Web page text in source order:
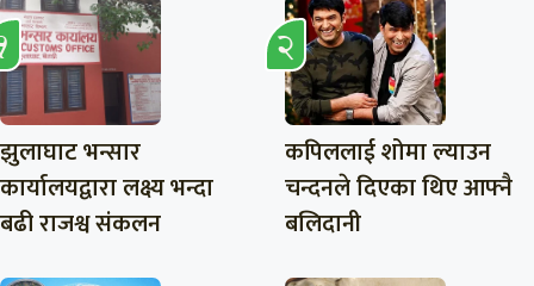
झुलाघाट भन्सार
कार्यालयद्वारा लक्ष्य भन्दा
बढी राजश्व संकलन
कपिललाई शोमा ल्याउन
चन्दनले दिएका थिए आफ्नै
बलिदानी